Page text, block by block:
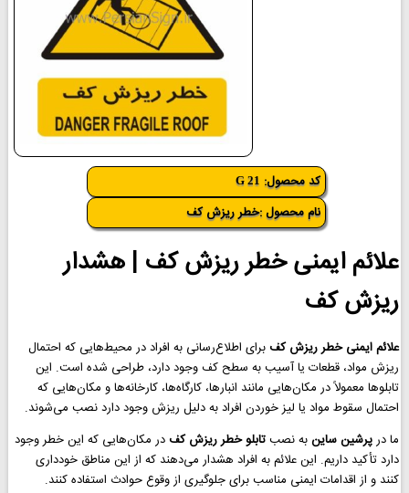
کد محصول: G 21
نام محصول :خطر ریزش کف
علائم ایمنی خطر ریزش کف | هشدار
ریزش کف
علائم ایمنی خطر ریزش کفبرای اطلاع‌رسانی به افراد در محیط‌هایی که احتمال
ریزش مواد، قطعات یا آسیب به سطح کف وجود دارد، طراحی شده است. این
تابلوها معمولاً در مکان‌هایی مانند انبارها، کارگاه‌ها، کارخانه‌ها و مکان‌هایی که
احتمال سقوط مواد یا لیز خوردن افراد به دلیل ریزش وجود دارد نصب می‌شوند.
ما درپرشین ساینبه نصبتابلو خطر ریزش کفدر مکان‌هایی که این خطر وجود
دارد تأکید داریم. این علائم به افراد هشدار می‌دهند که از این مناطق خودداری
کنند و از اقدامات ایمنی مناسب برای جلوگیری از وقوع حوادث استفاده کنند.